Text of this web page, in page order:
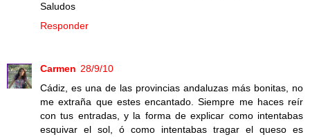
Saludos
Responder
Carmen 28/9/10
Cádiz, es una de las provincias andaluzas más bonitas, no
me extraña que estes encantado. Siempre me haces reír
con tus entradas, y la forma de explicar como intentabas
esquivar el sol, ó como intentabas tragar el queso es